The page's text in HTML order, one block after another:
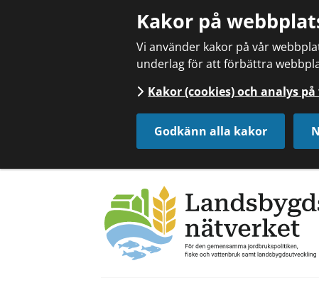
Kakor på
Vi använder kakor på vår
underlag för att förbättra
Kakor (cookies) och analys
Godkänn alla kakor